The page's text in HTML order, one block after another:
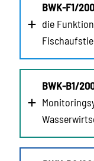
BWK-F1/
die
BWK-B1/